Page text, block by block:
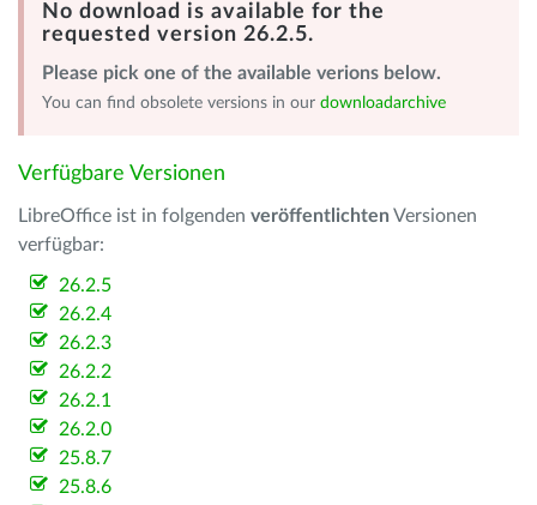
No download is available for the
requested version 26.2.5.
Please pick one of the available verions below.
You can find obsolete versions in our downloadarchive
Verfügbare Versionen
LibreOffice ist in folgenden veröffentlichten Versionen
verfügbar:
26.2.5
26.2.4
26.2.3
26.2.2
26.2.1
26.2.0
25.8.7
25.8.6